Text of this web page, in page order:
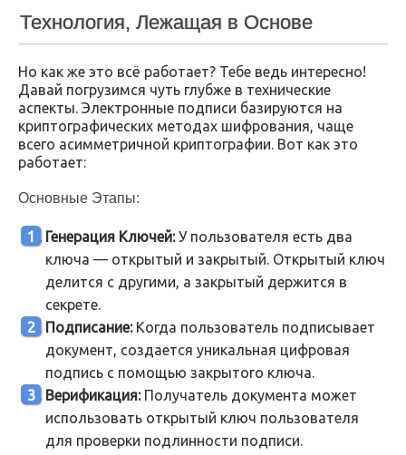
Технология, Лежащая в Основе
Но как же это всё работает? Тебе ведь интересно!
Давай погрузимся чуть глубже в технические
аспекты. Электронные подписи базируются на
криптографических методах шифрования, чаще
всего асимметричной криптографии. Вот как это
работает:
Основные Этапы:
Генерация Ключей:У пользователя есть два
ключа — открытый и закрытый. Открытый ключ
делится с другими, а закрытый держится в
секрете.
Подписание:Когда пользователь подписывает
документ, создается уникальная цифровая
подпись с помощью закрытого ключа.
Верификация:Получатель документа может
использовать открытый ключ пользователя
для проверки подлинности подписи.